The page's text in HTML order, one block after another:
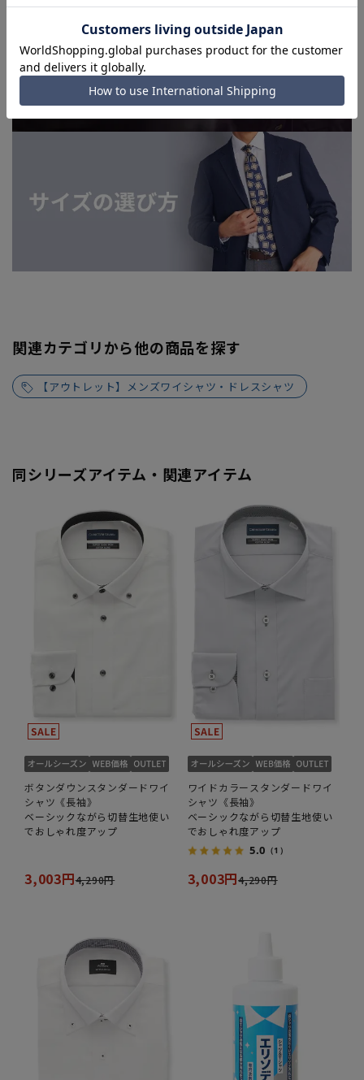
関連カテゴリから他の商品を探す
【アウトレット】メンズワイシャツ・ドレスシャツ
同シリーズアイテム・関連アイテム
ボタンダウンスタンダードワイ
シャツ《長袖》
ベーシックながら切替生地使い
でおしゃれ度アップ
3,003円4,290円
ワイドカラースタンダードワイ
シャツ《長袖》
ベーシックながら切替生地使い
でおしゃれ度アップ
5.0 （1）
3,003円4,290円